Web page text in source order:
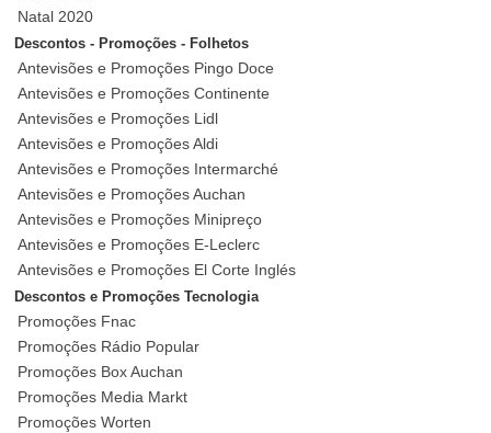
Natal 2020
Descontos - Promoções - Folhetos
Antevisões e Promoções Pingo Doce
Antevisões e Promoções Continente
Antevisões e Promoções Lidl
Antevisões e Promoções Aldi
Antevisões e Promoções Intermarché
Antevisões e Promoções Auchan
Antevisões e Promoções Minipreço
Antevisões e Promoções E-Leclerc
Antevisões e Promoções El Corte Inglés
Descontos e Promoções Tecnologia
Promoções Fnac
Promoções Rádio Popular
Promoções Box Auchan
Promoções Media Markt
Promoções Worten